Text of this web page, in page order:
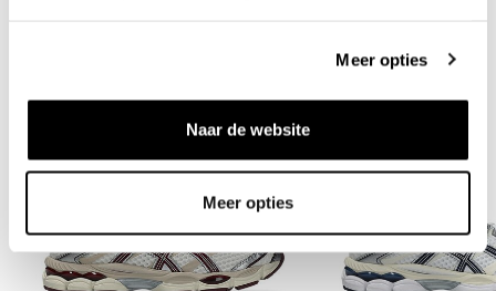
Meer opties
Naar de website
Meer opties
Related products